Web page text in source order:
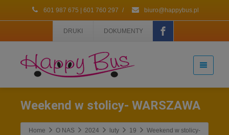
601 987 675 | 601 760 297 / biuro@happybus.pl
DRUKI DOKUMENTY
Weekend w stolicy- WARSZAWA
Home O NAS 2024 luty 19
Weekend w stolicy-